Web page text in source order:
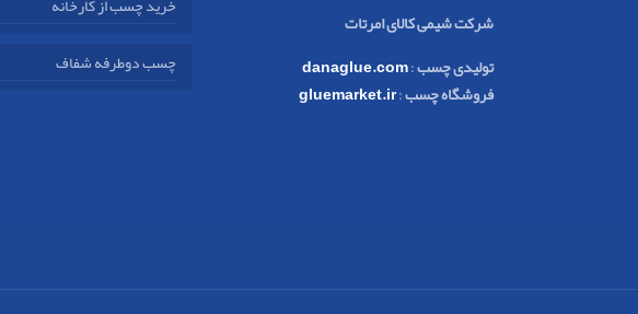
شرکت شیمی کالای امرتات
تولیدی چسب:
danaglue.com
فروشگاه چسب:
gluemarket.ir
چسب دوطرفه شفاف